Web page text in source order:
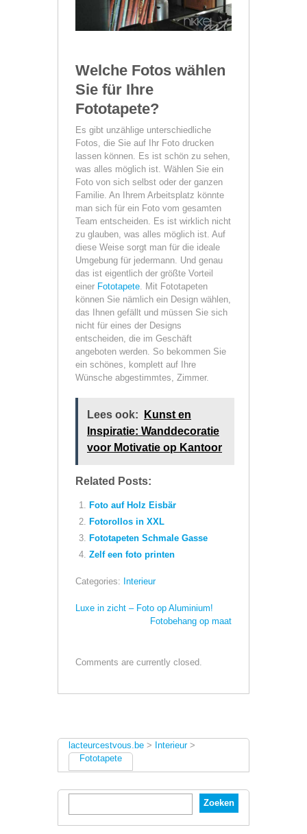
Welche Fotos wählen
Sie für Ihre
Fototapete?
Es gibt unzählige unterschiedliche
Fotos, die Sie auf Ihr Foto drucken
lassen können. Es ist schön zu sehen,
was alles möglich ist. Wählen Sie ein
Foto von sich selbst oder der ganzen
Familie. An Ihrem Arbeitsplatz könnte
man sich für ein Foto vom gesamten
Team entscheiden. Es ist wirklich nicht
zu glauben, was alles möglich ist. Auf
diese Weise sorgt man für die ideale
Umgebung für jedermann. Und genau
das ist eigentlich der größte Vorteil
einer Fototapete. Mit Fototapeten
können Sie nämlich ein Design wählen,
das Ihnen gefällt und müssen Sie sich
nicht für eines der Designs
entscheiden, die im Geschäft
angeboten werden. So bekommen Sie
ein schönes, komplett auf Ihre
Wünsche abgestimmtes, Zimmer.
Lees ook:
Kunst en
Inspiratie: Wanddecoratie
voor Motivatie op Kantoor
Related Posts:
Foto auf Holz Eisbär
Fotorollos in XXL
Fototapeten Schmale Gasse
Zelf een foto printen
Categories: Interieur
Luxe in zicht – Foto op Aluminium!
Fotobehang op maat
Comments are currently closed.
lacteurcestvous.be > Interieur>
Fototapete